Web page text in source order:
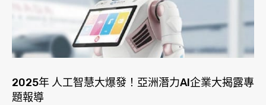
​2025年 人工智慧大爆發！亞洲潛力AI企業大揭露專
題報導